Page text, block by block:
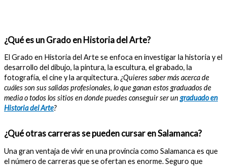
¿Qué es un Grado en Historia del Arte?
El Grado en Historia del Arte se enfoca en investigar la historia y el
desarrollo del dibujo, la pintura, la escultura, el grabado, la
fotografía, el cine y la arquitectura.¿Quieres saber más acerca de
cuáles son sus salidas profesionales, lo que ganan estos graduados de
media o todos los sitios en donde puedes conseguir ser un graduado en
Historia del Arte?
¿Qué otras carreras se pueden cursar en Salamanca?
Una gran ventaja de vivir en una provincia como Salamanca es que
el número de carreras que se ofertan es enorme. Seguro que